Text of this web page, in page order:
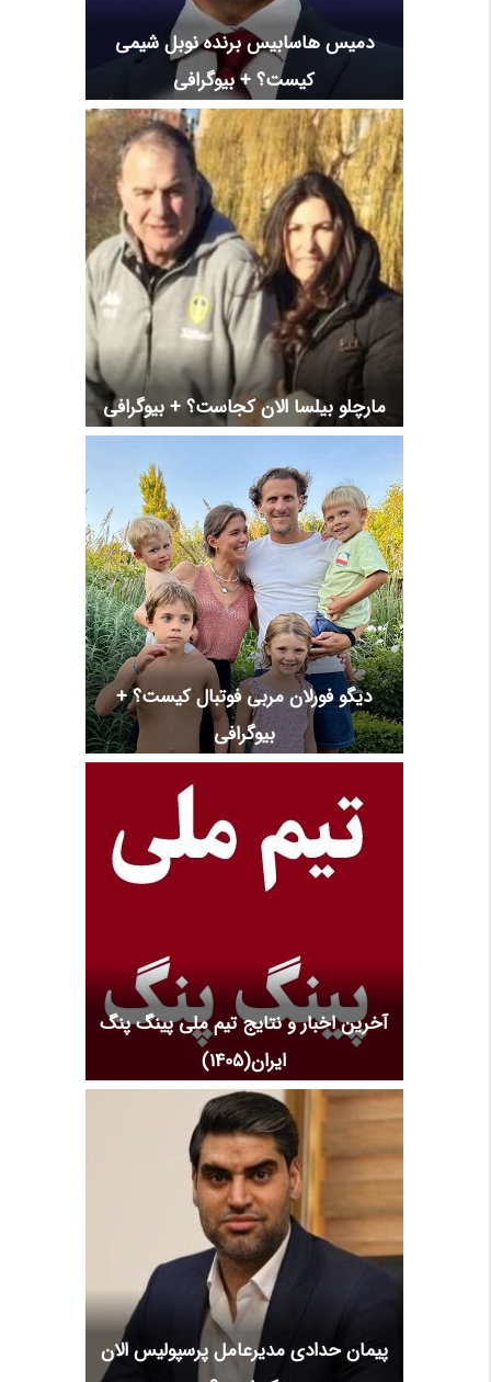
دمیس هاسابیس برنده نوبل شیمی
کیست؟ + بیوگرافی
مارچلو بیلسا الان کجاست؟ + بیوگرافی
دیگو فورلان مربی فوتبال کیست؟ +
بیوگرافی
آخرین اخبار و نتایج تیم ملی پینگ پنگ
ایران(1405)
پیمان حدادی مدیرعامل پرسپولیس الان